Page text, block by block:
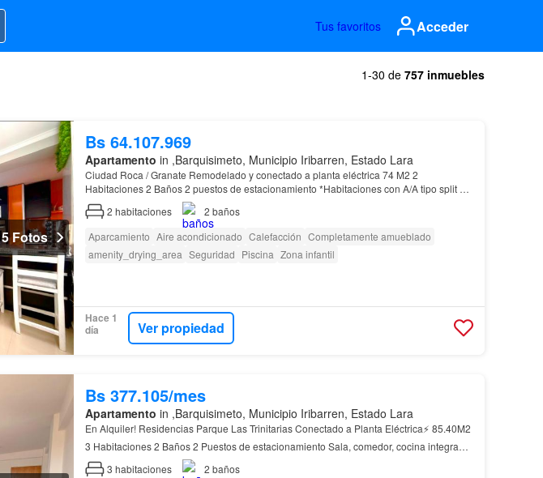
Tus favoritos Acceder
1-30 de 757 inmuebles
5 Fotos
Bs 64.107.969
Apartamento in ,Barquisimeto, Municipio Iribarren, Estado Lara
Ciudad Roca / Granate Remodelado y conectado a planta eléctrica 74 M2 2
Habitaciones 2 Baños 2 puestos de estacionamiento *Habitaciones con A/A tipo split de
12.000 Btu c/u *Sala, comedor y cocina con integrados con aire spli…
2 habitaciones 2 baños
Aparcamiento Aire acondicionado Calefacción Completamente amueblado
amenity_drying_area Seguridad Piscina Zona infantil
Hace 1
día
Ver propiedad
Bs 377.105/mes
Apartamento in ,Barquisimeto, Municipio Iribarren, Estado Lara
En Alquiler! Residencias Parque Las Trinitarias Conectado a Planta Eléctrica⚡ 85.40M2
3 Habitaciones 2 Baños 2 Puestos de estacionamiento Sala, comedor, cocina integrada
Equipada, amoblada (Nevera, cocina, campana, microonda,…
3 habitaciones 2 baños